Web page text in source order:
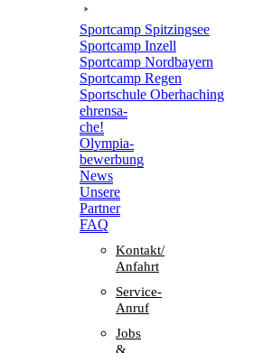
Sport­camp Spitzingsee
Sport­camp Inzell
Sport­camp Nordbayern
Sport­camp Regen
Sport­schule Oberhaching
ehren­sa­
che!
Olym­pia­
be­wer­bung
News
Unsere
Part­ner
FAQ
Kontakt/​​
Anfahrt
Service-
Anruf
Jobs
&